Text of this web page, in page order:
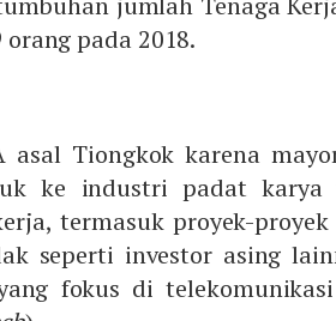
pada 2018.
asal Tiongkok karena
ke industri padat karya
termasuk proyek-
seperti investor asing
fokus di